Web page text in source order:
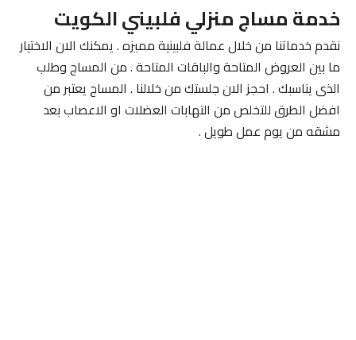
خدمة مساج منزلي فلبيني الكويت
نقدم خدماتنا من خلال عمالة فلبينية مميزه . يمكنك الان الاختيار
ما بين العروض المتاحة والباقات المتاحة . من المساج وطلب
الذى يناسبك . احجز الان جلستك من خلالنا . المساج يعتبر من
افضل الطرق للتخلص من التهابات العضلات او الاعصاب بعد
مشقه من يوم عمل طويل .